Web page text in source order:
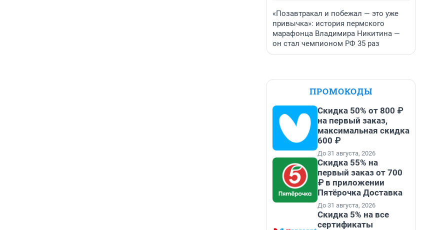
«Позавтракал и побежал — это уже
привычка»: история пермского
марафонца Владимира Никитина —
он стал чемпионом РФ 35 раз
ПРОМОКОДЫ
Скидка 50% от 800 ₽
на первый заказ,
максимальная скидка
600 ₽
До 31 августа, 2026
Скидка 55% на
первый заказ от 700
₽ в приложении
Пятёрочка Доставка
До 31 августа, 2026
Скидка 5% на все
сертификаты